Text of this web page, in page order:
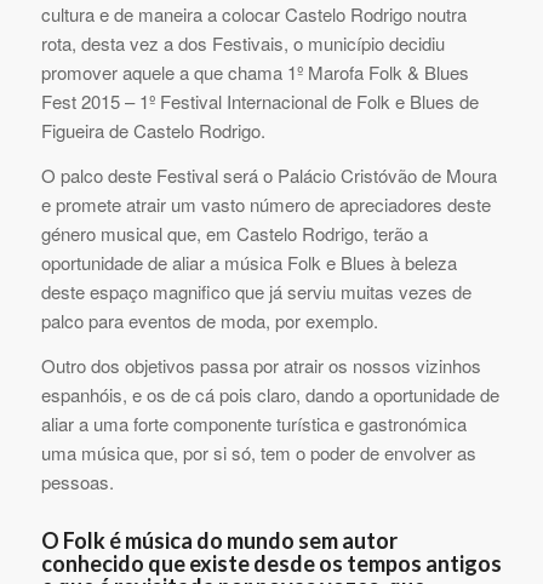
cultura e de maneira a colocar Castelo Rodrigo noutra
rota, desta vez a dos Festivais, o município decidiu
promover aquele a que chama 1º Marofa Folk & Blues
Fest 2015 – 1º Festival Internacional de Folk e Blues de
Figueira de Castelo Rodrigo.
O palco deste Festival será o Palácio Cristóvão de Moura
e promete atrair um vasto número de apreciadores deste
género musical que, em Castelo Rodrigo, terão a
oportunidade de aliar a música Folk e Blues à beleza
deste espaço magnifico que já serviu muitas vezes de
palco para eventos de moda, por exemplo.
Outro dos objetivos passa por atrair os nossos vizinhos
espanhóis, e os de cá pois claro, dando a oportunidade de
aliar a uma forte componente turística e gastronómica
uma música que, por si só, tem o poder de envolver as
pessoas.
O Folk é música do mundo sem autor
conhecido que existe desde os tempos antigos